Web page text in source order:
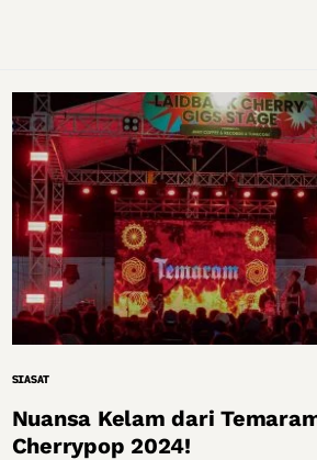
SIASAT
Nuansa Kelam dari
Cherrypop 2024!